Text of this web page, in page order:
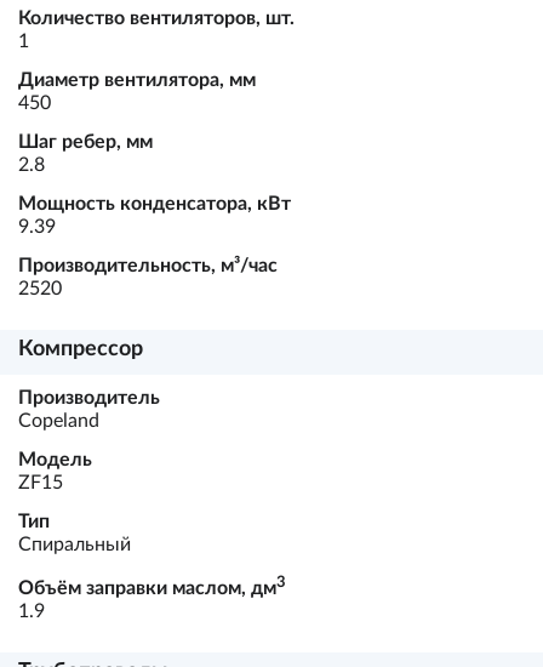
Количество вентиляторов, шт.
1
Диаметр вентилятора, мм
450
Шаг ребер, мм
2.8
Мощность конденсатора, кВт
9.39
Производительность, м³/час
2520
Компрессор
Производитель
Copeland
Модель
ZF15
Тип
Спиральный
Объём заправки маслом, дм3
1.9